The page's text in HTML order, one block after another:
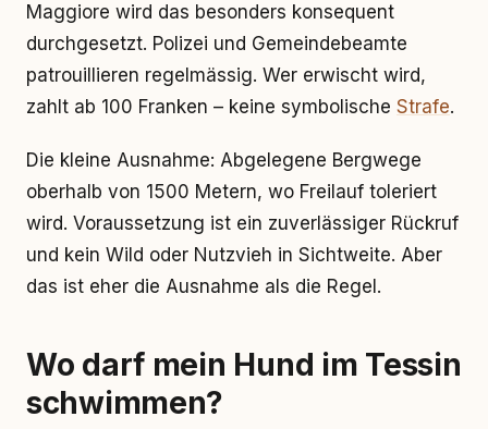
Maggiore wird das besonders konsequent
durchgesetzt. Polizei und Gemeindebeamte
patrouillieren regelmässig. Wer erwischt wird,
zahlt ab 100 Franken – keine symbolische Strafe.
Die kleine Ausnahme: Abgelegene Bergwege
oberhalb von 1500 Metern, wo Freilauf toleriert
wird. Voraussetzung ist ein zuverlässiger Rückruf
und kein Wild oder Nutzvieh in Sichtweite. Aber
das ist eher die Ausnahme als die Regel.
Wo darf mein Hund im Tessin
schwimmen?